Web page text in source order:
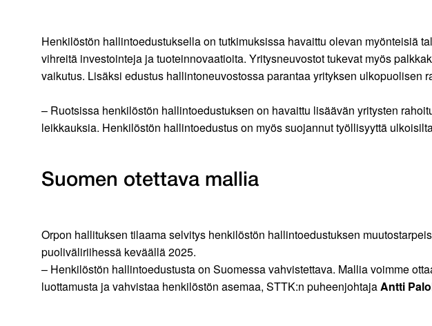
Henkilöstön hallintoedustuksella on tutkimuksissa havaittu olevan myönteisiä
vihreitä investointeja ja tuoteinnovaatioita. Yritysneuvostot tukevat myös
vaikutus. Lisäksi edustus hallintoneuvostossa parantaa yrityksen ulkopuolisen
– Ruotsissa henkilöstön hallintoedustuksen on havaittu lisäävän yritysten
leikkauksia. Henkilöstön hallintoedustus on myös suojannut työllisyyttä
Suomen otettava mallia
Orpon hallituksen tilaama selvitys henkilöstön hallintoedustuksen
puoliväliriihessä keväällä 2025.
– Henkilöstön hallintoedustusta on Suomessa vahvistettava. Mallia voimme
luottamusta ja vahvistaa henkilöstön asemaa, STTK:n puheenjohtajaAntti